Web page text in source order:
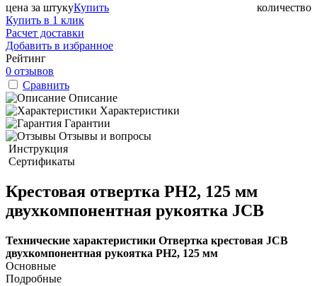
цена за штуку количество
Купить
Купить в 1 клик
Расчет доставки
Добавить в избранное
Рейтинг
0 отзывов
Сравнить
Описание
Характеристики
Гарантии
Отзывы и вопросы
Инструкция
Сертификаты
Крестовая отвертка PH2, 125 мм
двухкомпонентная рукоятка JCB
Технические характеристики Отвертка крестовая JCB
двухкомпонентная рукоятка PH2, 125 мм
Основные
Подробные